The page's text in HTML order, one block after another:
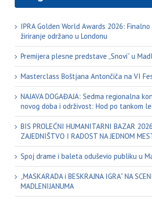
IPRA Golden World Awards 2026:
žiriranje održano u Londonu
Premijera plesne predstave „Snovi“ u
Masterclass Boštjana Antončiča na VI
NAJAVA DOGAĐAJA: Sedma regionalna
novog doba i održivost: Hod po tankom
BIS PROLEĆNI HUMANITARNI BAZAR
ZAJEDNIŠTVO I RADOST NA JEDNOM
Spoj drame i baleta oduševio publiku u
„MASKARADA i BESKRAJNA IGRA“ NA SCENI
MADLENIJANUMA